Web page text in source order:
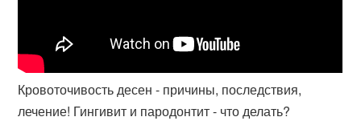
Кровоточивость десен - причины, последствия,
лечение! Гингивит и пародонтит - что делать?